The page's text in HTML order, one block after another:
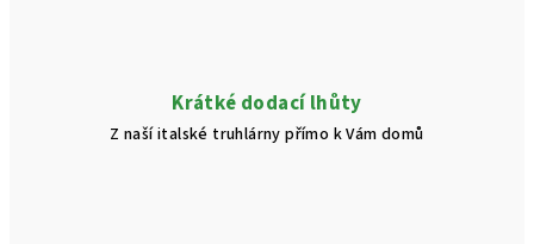
Krátké dodací lhůty
Z naší italské truhlárny přímo k Vám domů